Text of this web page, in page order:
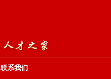
联系我们